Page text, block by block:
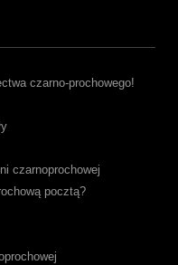
czarno-prochowego!
czarnoprochowej
pocztą?